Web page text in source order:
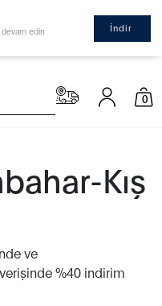
devam edin İndir
0
Kış
ve
%40 indirim